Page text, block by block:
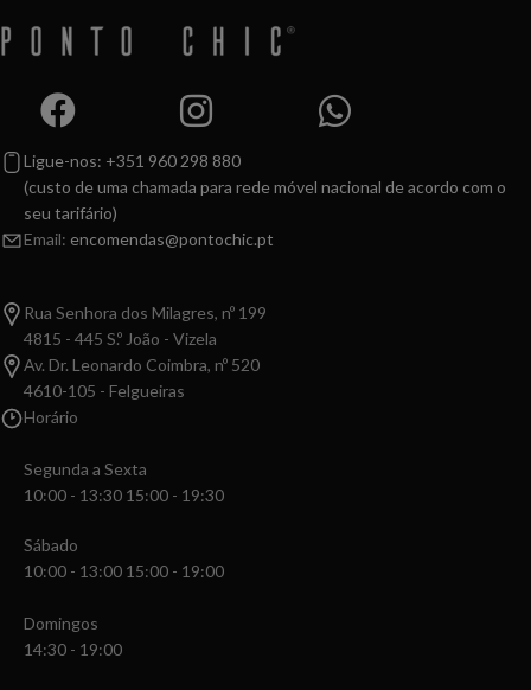
Ligue-nos: +351 960 298 880
(custo de uma chamada para rede móvel nacional de acordo com o
seu tarifário)
Email: encomendas@pontochic.pt
Rua Senhora dos Milagres, nº 199
4815 - 445 S.º João - Vizela
Av. Dr. Leonardo Coimbra, nº 520
4610-105 - Felgueiras
Horário
Segunda a Sexta
10:00 - 13:30 15:00 - 19:30
Sábado
10:00 - 13:00 15:00 - 19:00
Domingos
14:30 - 19:00